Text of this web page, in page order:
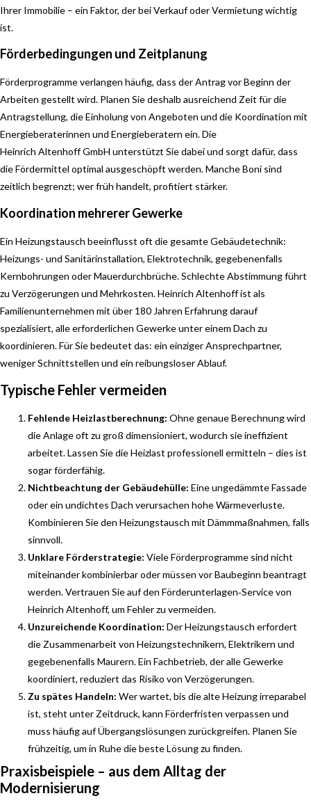
Ihrer Immobilie – ein Faktor, der bei Verkauf oder Vermietung wichtig
ist.
Förderbedingungen und Zeitplanung
Förderprogramme verlangen häufig, dass der Antrag vor Beginn der
Arbeiten gestellt wird. Planen Sie deshalb ausreichend Zeit für die
Antragstellung, die Einholung von Angeboten und die Koordination mit
Energieberaterinnen und Energieberatern ein. Die
Heinrich Altenhoff GmbH unterstützt Sie dabei und sorgt dafür, dass
die Fördermittel optimal ausgeschöpft werden. Manche Boni sind
zeitlich begrenzt; wer früh handelt, profitiert stärker.
Koordination mehrerer Gewerke
Ein Heizungstausch beeinflusst oft die gesamte Gebäudetechnik:
Heizungs- und Sanitärinstallation, Elektrotechnik, gegebenenfalls
Kernbohrungen oder Mauerdurchbrüche. Schlechte Abstimmung führt
zu Verzögerungen und Mehrkosten. Heinrich Altenhoff ist als
Familienunternehmen mit über 180 Jahren Erfahrung darauf
spezialisiert, alle erforderlichen Gewerke unter einem Dach zu
koordinieren. Für Sie bedeutet das: ein einziger Ansprechpartner,
weniger Schnittstellen und ein reibungsloser Ablauf.
Typische Fehler vermeiden
Fehlende Heizlastberechnung: Ohne genaue Berechnung wird
die Anlage oft zu groß dimensioniert, wodurch sie ineffizient
arbeitet. Lassen Sie die Heizlast professionell ermitteln – dies ist
sogar förderfähig.
Nichtbeachtung der Gebäudehülle: Eine ungedämmte Fassade
oder ein undichtes Dach verursachen hohe Wärmeverluste.
Kombinieren Sie den Heizungstausch mit Dämmmaßnahmen, falls
sinnvoll.
Unklare Förderstrategie: Viele Förderprogramme sind nicht
miteinander kombinierbar oder müssen vor Baubeginn beantragt
werden. Vertrauen Sie auf den Förderunterlagen‑Service von
Heinrich Altenhoff, um Fehler zu vermeiden.
Unzureichende Koordination: Der Heizungstausch erfordert
die Zusammenarbeit von Heizungstechnikern, Elektrikern und
gegebenenfalls Maurern. Ein Fachbetrieb, der alle Gewerke
koordiniert, reduziert das Risiko von Verzögerungen.
Zu spätes Handeln: Wer wartet, bis die alte Heizung irreparabel
ist, steht unter Zeitdruck, kann Förderfristen verpassen und
muss häufig auf Übergangslösungen zurückgreifen. Planen Sie
frühzeitig, um in Ruhe die beste Lösung zu finden.
Praxisbeispiele – aus dem Alltag der
Modernisierung